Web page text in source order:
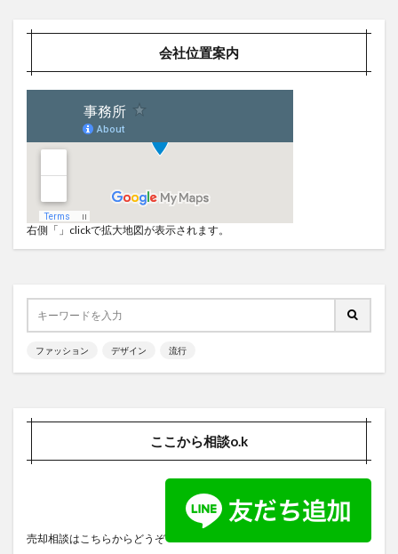
会社位置案内
右側「」clickで拡大地図が表示されます。
ファッション デザイン 流行
ここから相談o.k
売却相談はこちらからどうぞ